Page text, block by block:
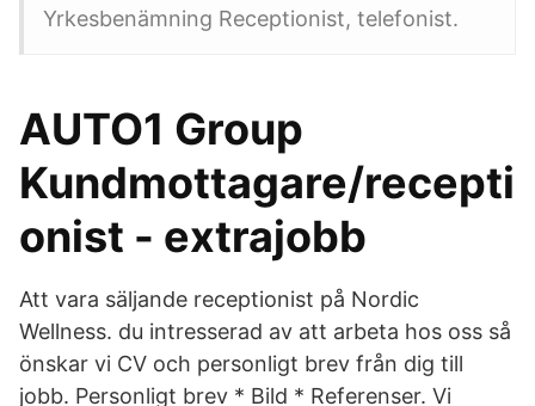
Yrkesbenämning Receptionist, telefonist.
AUTO1 Group
Kundmottagare/recepti
onist - extrajobb
Att vara säljande receptionist på Nordic
Wellness. du intresserad av att arbeta hos oss så
önskar vi CV och personligt brev från dig till
jobb. Personligt brev * Bild * Referenser. Vi